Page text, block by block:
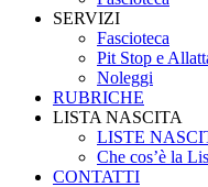
SERVIZI
Fascioteca
Pit Stop e
Noleggi
RUBRICHE
LISTA NASCITA
LISTE
Che cos’è la
CONTATTI